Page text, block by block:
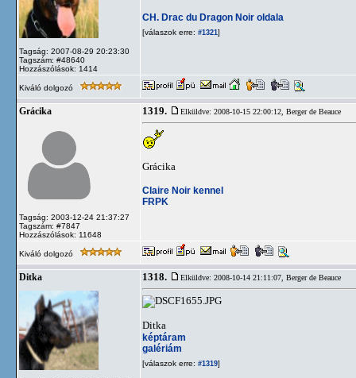
Tagság: 2007-08-29 20:23:30
Tagszám: #48640
Hozzászólások: 1414
CH. Drac du Dragon Noir oldala
[válaszok erre: #1321]
Kiváló dolgozó
Grácika
Tagság: 2003-12-24 21:37:27
Tagszám: #7847
Hozzászólások: 11648
1319. Elküldve: 2008-10-15 22:00:12, Berger de Beauce
Grácika
Claire Noir kennel
FRPK
Kiváló dolgozó
Ditka 1318. Elküldve: 2008-10-14 21:11:07, Berger de Beauce
Ditka
képtáram
galériám
[válaszok erre: #1319]